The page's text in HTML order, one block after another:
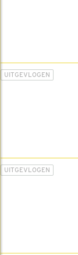
UITGEVLOGEN
UITGEVLOGEN